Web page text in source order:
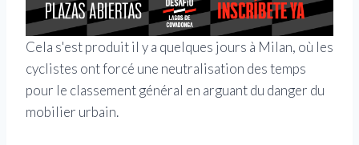
Cela s'est produit il y a quelques jours à Milan, où les
cyclistes ont forcé une neutralisation des temps
pour le classement général en arguant du danger du
mobilier urbain.